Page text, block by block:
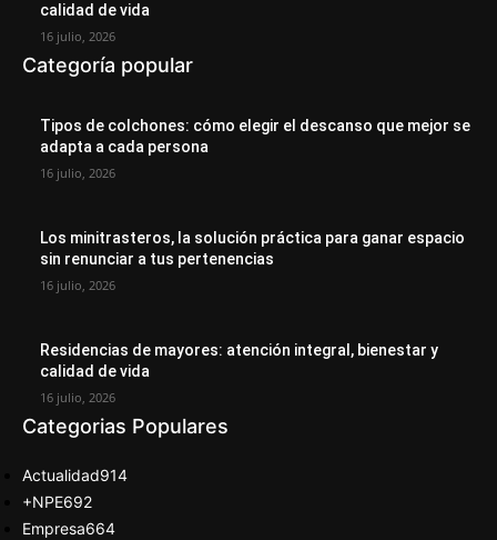
calidad de vida
16 julio, 2026
Categoría popular
Tipos de colchones: cómo elegir el descanso que mejor se
adapta a cada persona
16 julio, 2026
Los minitrasteros, la solución práctica para ganar espacio
sin renunciar a tus pertenencias
16 julio, 2026
Residencias de mayores: atención integral, bienestar y
calidad de vida
16 julio, 2026
Categorias Populares
Actualidad914
+NPE692
Empresa664